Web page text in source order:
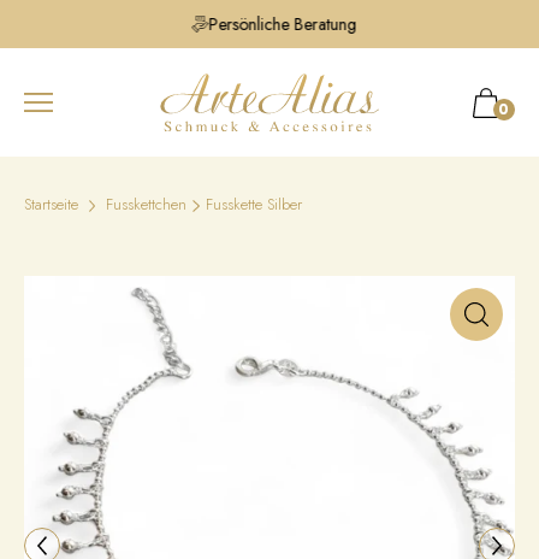
Persönliche Beratung
0
Startseite Fusskettchen Fusskette Silber